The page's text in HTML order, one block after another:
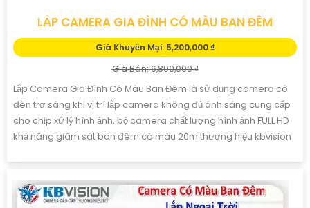
LẮP CAMERA GIA ĐÌNH CÓ MÀU BAN ĐÊM
Giá Khuyến Mại: 5,200,000 ₫
Giá Bán: 6,800,000 ₫
Lắp Camera Gia Đình Có Màu Ban Đêm là sử dụng camera có
đèn trơ sáng khi vị trí lắp camera không đủ ánh sáng cung cấp
cho chip xử lý hình ảnh, bộ camera chất lượng hình ảnh FULL HD
khả năng giám sát ban đêm có màu 20m thương hiệu kbvision